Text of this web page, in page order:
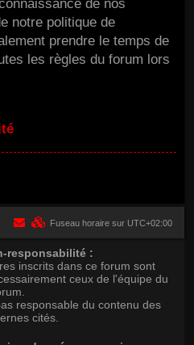
de nos
notre politique de
prendre le temps de
les règles du forum lors
Fuseau horaire sur UTC+02:00
responsabilité :
inscrits dans ce forum sont
ceux de l'équipe du
responsable du contenu des
cités.